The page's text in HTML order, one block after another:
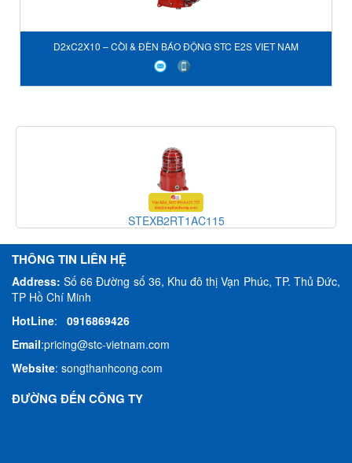
D2xC2X10 – CÒI & ĐÈN BÁO ĐỘNG STC E2S VIET NAM
STEXB2RT1AC115
THÔNG TIN LIÊN HỆ
Address:Số 66 Đường số 36, Khu đô thị Vạn Phúc, TP. Thủ Đức,
TP Hồ Chí Minh
HotLine: 0916869426
Email:pricing@stc-vietnam.com
Website: songthanhcong.com
ĐƯỜNG ĐẾN CÔNG TY